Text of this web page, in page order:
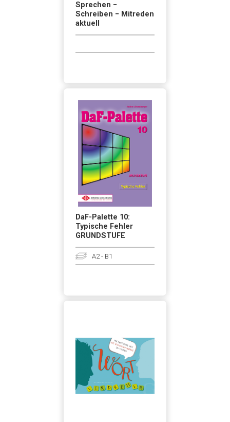
Sprechen −
Schreiben − Mitreden
aktuell
DaF-Palette 10:
Typische Fehler
GRUNDSTUFE
A2 - B1